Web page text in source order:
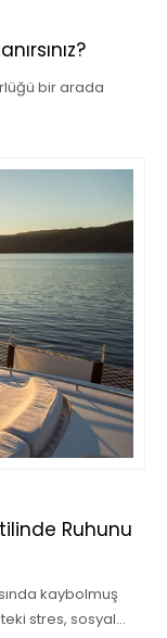
bir arada
Ruhunu
kaybolmuş
stres, sosyal…